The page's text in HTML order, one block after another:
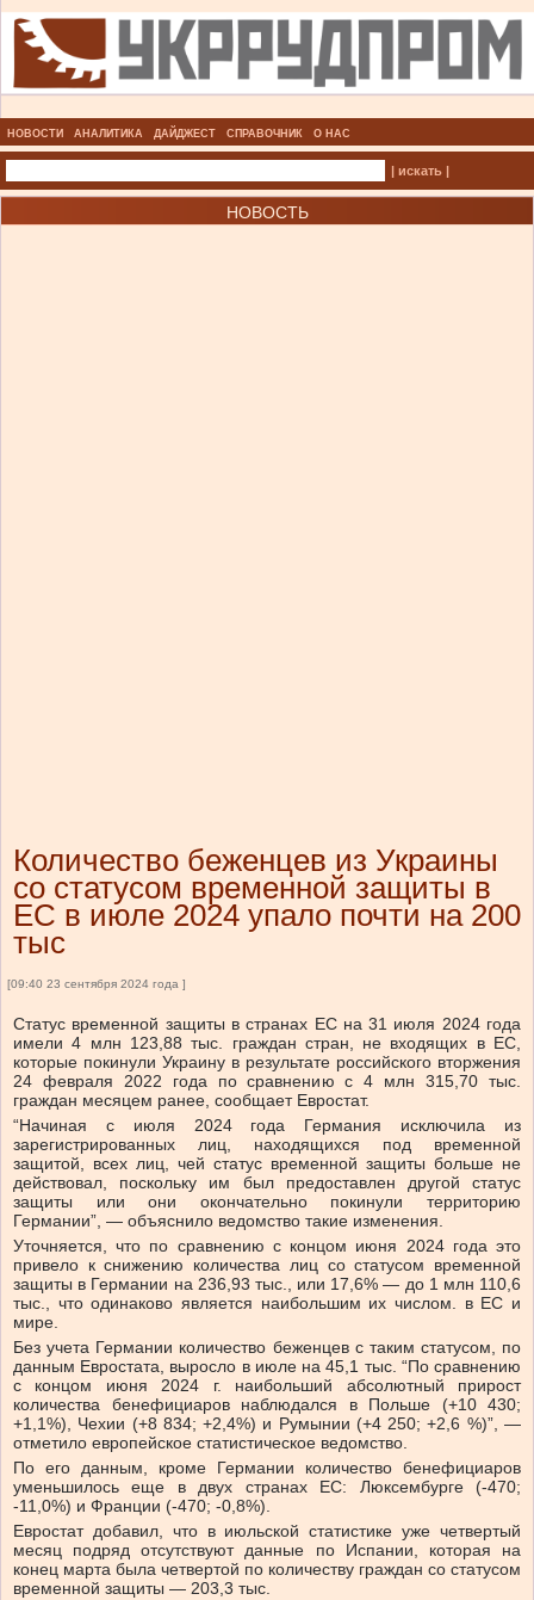
НОВОСТИ АНАЛИТИКА ДАЙДЖЕСТ СПРАВОЧНИК О НАС
| искать |
НОВОСТЬ
Количество беженцев из Украины
со статусом временной защиты в
ЕС в июле 2024 упало почти на 200
тыс
[09:40 23 сентября 2024 года ]
Статус временной защиты в странах ЕС на 31 июля 2024 года
имели 4 млн 123,88 тыс. граждан стран, не входящих в ЕС,
которые покинули Украину в результате российского вторжения
24 февраля 2022 года по сравнению с 4 млн 315,70 тыс.
граждан месяцем ранее, сообщает Евростат.
“Начиная с июля 2024 года Германия исключила из
зарегистрированных лиц, находящихся под временной
защитой, всех лиц, чей статус временной защиты больше не
действовал, поскольку им был предоставлен другой статус
защиты или они окончательно покинули территорию
Германии”, — объяснило ведомство такие изменения.
Уточняется, что по сравнению с концом июня 2024 года это
привело к снижению количества лиц со статусом временной
защиты в Германии на 236,93 тыс., или 17,6% — до 1 млн 110,6
тыс., что одинаково является наибольшим их числом. в ЕС и
мире.
Без учета Германии количество беженцев с таким статусом, по
данным Евростата, выросло в июле на 45,1 тыс. “По сравнению
с концом июня 2024 г. наибольший абсолютный прирост
количества бенефициаров наблюдался в Польше (+10 430;
+1,1%), Чехии (+8 834; +2,4%) и Румынии (+4 250; +2,6 %)”, —
отметило европейское статистическое ведомство.
По его данным, кроме Германии количество бенефициаров
уменьшилось еще в двух странах ЕС: Люксембурге (-470;
-11,0%) и Франции (-470; -0,8%).
Евростат добавил, что в июльской статистике уже четвертый
месяц подряд отсутствуют данные по Испании, которая на
конец марта была четвертой по количеству граждан со статусом
временной защиты — 203,3 тыс.